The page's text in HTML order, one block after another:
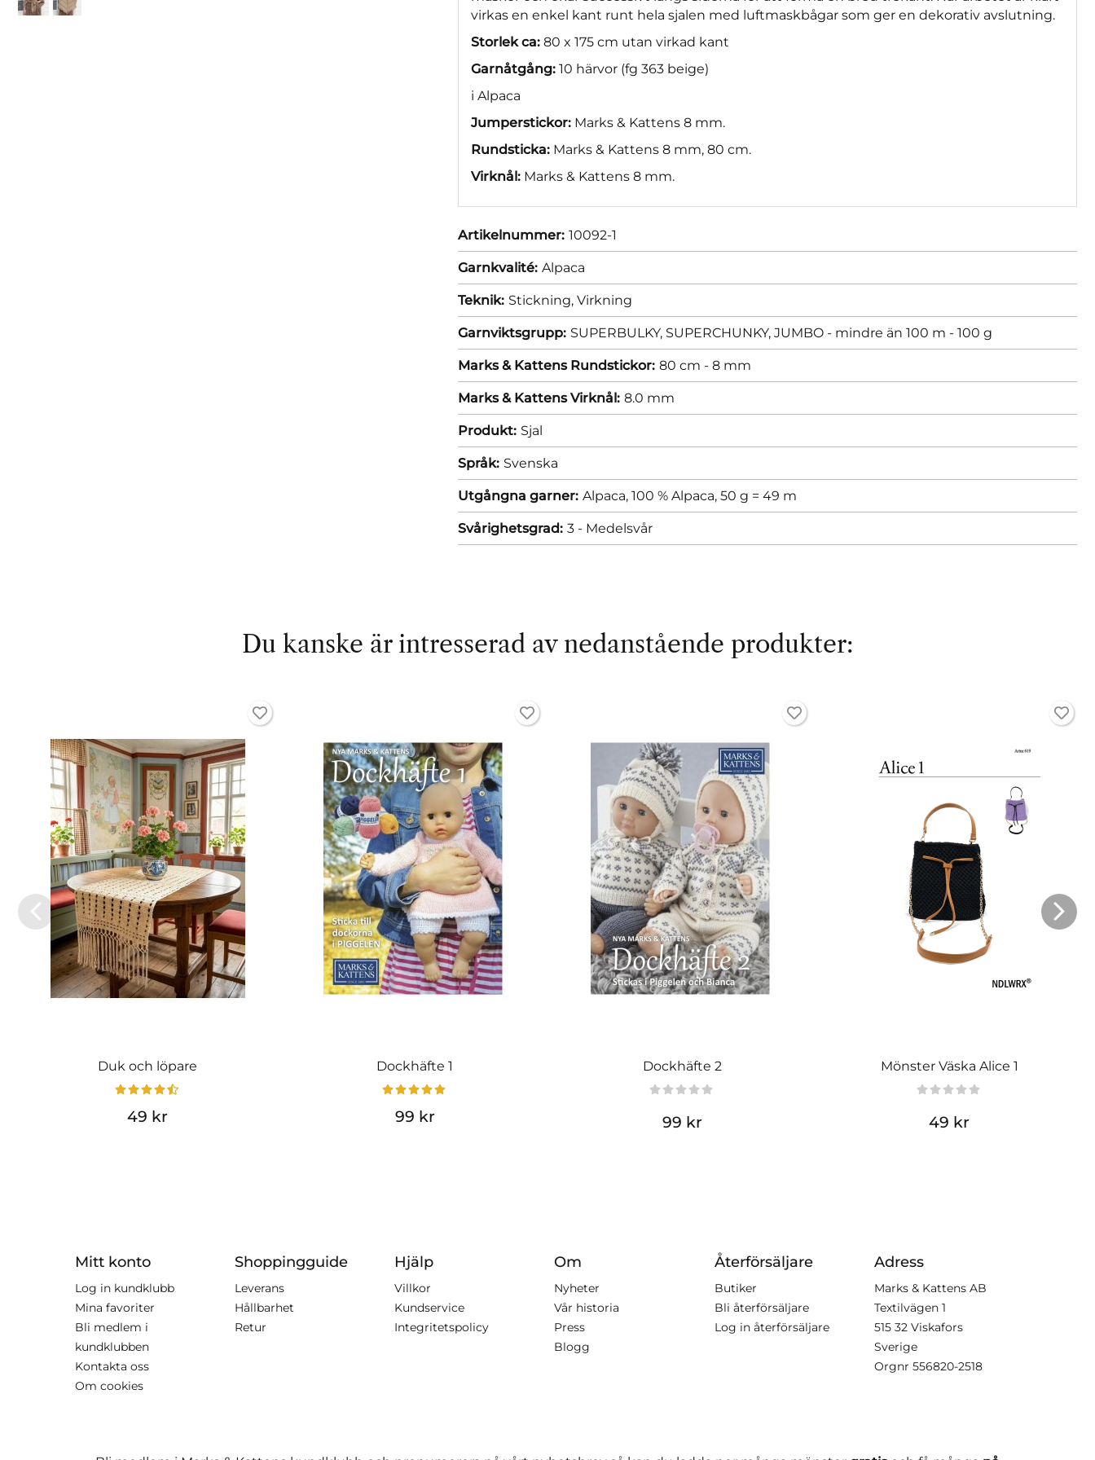
virkas en enkel kant runt hela sjalen med luftmaskbågar som ger en dekorativ avslutning.
Storlek ca: 80 x 175 cm utan virkad kant
Garnåtgång: 10 härvor (fg 363 beige)
i Alpaca
Jumperstickor: Marks & Kattens 8 mm.
Rundsticka: Marks & Kattens 8 mm, 80 cm.
Virknål: Marks & Kattens 8 mm.
Artikelnummer: 10092-1
Garnkvalité: Alpaca
Teknik: Stickning, Virkning
Garnviktsgrupp: SUPERBULKY, SUPERCHUNKY, JUMBO - mindre än 100 m - 100 g
Marks & Kattens Rundstickor: 80 cm - 8 mm
Marks & Kattens Virknål: 8.0 mm
Produkt: Sjal
Språk: Svenska
Utgångna garner: Alpaca, 100 % Alpaca, 50 g = 49 m
Svårighetsgrad: 3 - Medelsvår
Du kanske är intresserad av nedanstående produkter:
Duk och löpare
49 kr
Dockhäfte 1
99 kr
Dockhäfte 2
99 kr
Mönster Väska Alice 1
49 kr
Mitt konto
Log in kundklubb
Mina favoriter
Bli medlem i
kundklubben
Kontakta oss
Om cookies
Shoppingguide
Leverans
Hållbarhet
Retur
Hjälp
Villkor
Kundservice
Integritetspolicy
Om
Nyheter
Vår historia
Press
Blogg
Återförsäljare
Butiker
Bli återförsäljare
Log in återförsäljare
Adress
Marks & Kattens AB
Textilvägen 1
515 32 Viskafors
Sverige
Orgnr 556820-2518